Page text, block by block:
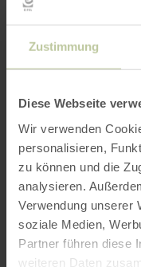
Zustimmung
Diese Webseite
Wir verwenden
personalisieren,
zu können und die
analysieren.
Verwendung unserer
soziale Medien,
Partner führen diese
weiteren Daten
Das